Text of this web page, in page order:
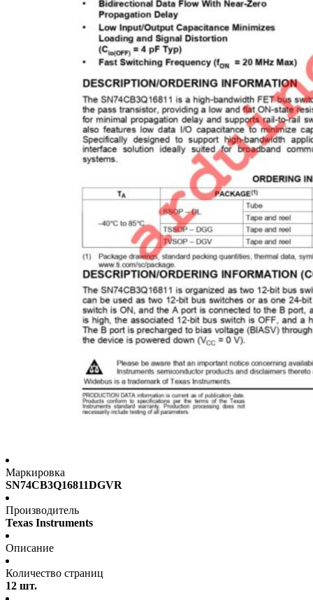
Маркировка
SN74CB3Q16811DGVR
Производитель
Texas Instruments
Описание
Количество страниц
12 шт.